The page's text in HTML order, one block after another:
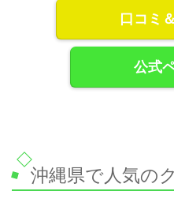
口コミ
公式
沖縄県で人気の